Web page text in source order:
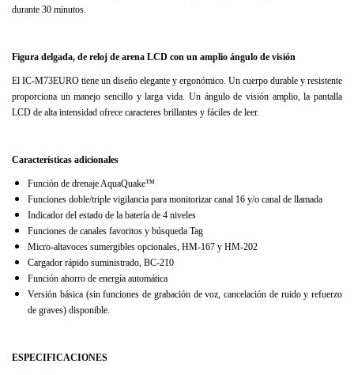
durante 30 minutos.
Figura delgada, de reloj de arena LCD con un amplio ángulo de visión
El IC-M73EURO tiene un diseño elegante y ergonómico. Un cuerpo durable y resistente
proporciona un manejo sencillo y larga vida. Un ángulo de visión amplio, la pantalla
LCD de alta intensidad ofrece caracteres brillantes y fáciles de leer.
Características adicionales
Función de drenaje AquaQuake™
Funciones doble/triple vigilancia para monitorizar canal 16 y/o canal de llamada
Indicador del estado de la batería de 4 niveles
Funciones de canales favoritos y búsqueda Tag
Micro-altavoces sumergibles opcionales, HM-167 y HM-202
Cargador rápido suministrado, BC-210
Función ahorro de energía automática
Versión básica (sin funciones de grabación de voz, cancelación de ruido y refuerzo
de graves) disponible.
ESPECIFICACIONES